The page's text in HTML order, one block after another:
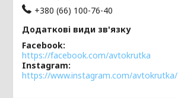
+380 (66) 100-76-40
Facebook
https://facebook.com/avtokrutka
Instagram
https://www.instagram.com/avtokrutka/